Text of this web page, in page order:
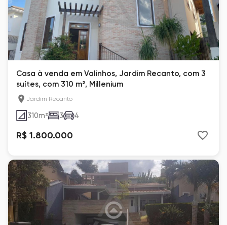
Casa à venda em Valinhos, Jardim Recanto, com 3
suítes, com 310 m², Millenium
Jardim Recanto
310m² 3 4
R$ 1.800.000